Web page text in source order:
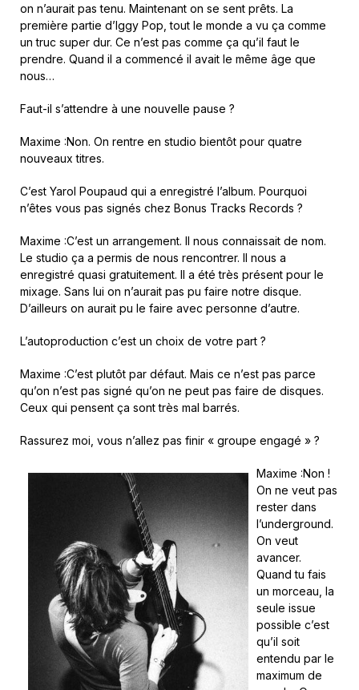
on n’aurait pas tenu. Maintenant on se sent prêts. La
première partie d’Iggy Pop, tout le monde a vu ça comme
un truc super dur. Ce n’est pas comme ça qu’il faut le
prendre. Quand il a commencé il avait le même âge que
nous…
Faut-il s’attendre à une nouvelle pause ?
Maxime :Non. On rentre en studio bientôt pour quatre
nouveaux titres.
C’est Yarol Poupaud qui a enregistré l’album. Pourquoi
n’êtes vous pas signés chez Bonus Tracks Records ?
Maxime :C’est un arrangement. Il nous connaissait de nom.
Le studio ça a permis de nous rencontrer. Il nous a
enregistré quasi gratuitement. Il a été très présent pour le
mixage. Sans lui on n’aurait pas pu faire notre disque.
D’ailleurs on aurait pu le faire avec personne d’autre.
L’autoproduction c’est un choix de votre part ?
Maxime :C’est plutôt par défaut. Mais ce n’est pas parce
qu’on n’est pas signé qu’on ne peut pas faire de disques.
Ceux qui pensent ça sont très mal barrés.
Rassurez moi, vous n’allez pas finir « groupe engagé » ?
Maxime :Non !
On ne veut pas
rester dans
l’underground.
On veut
avancer.
Quand tu fais
un morceau, la
seule issue
possible c’est
qu’il soit
entendu par le
maximum de